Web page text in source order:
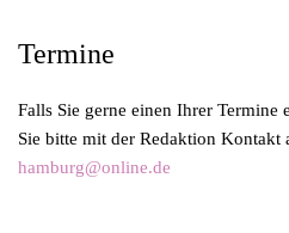
Termine
Falls Sie gerne einen Ihrer Termine
Sie bitte mit der Redaktion Kontakt
hamburg@online.de